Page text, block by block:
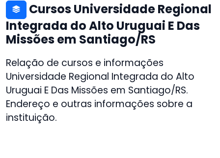
Cursos Universidade Regional
Integrada do Alto Uruguai E Das
Missões em Santiago/RS
Relação de cursos e informações
Universidade Regional Integrada do Alto
Uruguai E Das Missões em Santiago/RS.
Endereço e outras informações sobre a
instituição.